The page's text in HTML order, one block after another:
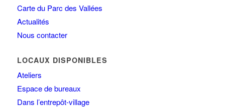
Carte du Parc des Vallées
Actualités
Nous contacter
LOCAUX DISPONIBLES
Ateliers
Espace de bureaux
Dans l’entrepôt-village